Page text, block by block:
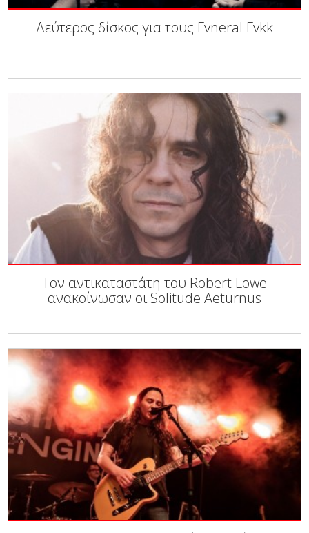
Δεύτερος δίσκος για τους Fvneral Fvkk
Τον αντικαταστάτη του Robert Lowe
ανακοίνωσαν οι Solitude Aeturnus